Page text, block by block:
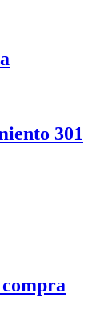
301